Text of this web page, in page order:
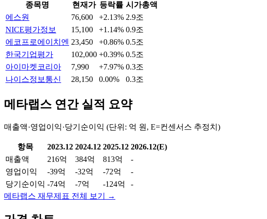
종목명 현재가 등락률 시가총액
에스원
76,600 +2.13% 2.9조
NICE평가정보
15,100 +1.14% 0.9조
에코프로에이치엔 23,450 +0.86% 0.5조
한국기업평가
102,000 +0.39% 0.5조
아이마켓코리아
7,990 +7.97% 0.3조
나이스정보통신
28,150 0.00% 0.3조
메타랩스 연간 실적 요약
매출액·영업이익·당기순이익 (단위: 억 원, E=컨센서스 추정치)
항목 2023.12 2024.12 2025.12 2026.12(E)
매출액
216억 384억 813억
-
영업이익
-39억 -32억 -72억
-
당기순이익 -74억 -7억 -124억
-
메타랩스 재무제표 전체 보기 →